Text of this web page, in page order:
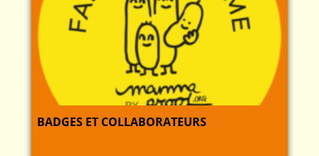
BADGES ET COLLABORATEURS